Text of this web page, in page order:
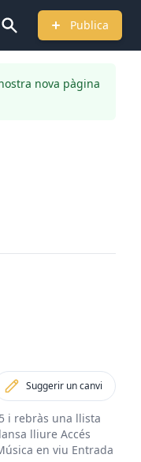
Publica
nova pàgina
Suggerir un canvi
i rebràs una llista
lliure Accés
en viu Entrada